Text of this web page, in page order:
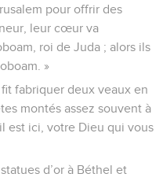
pour offrir des
leur cœur va
roi de Juda ; alors ils
»
fabriquer deux veaux en
montés assez souvent à
est ici, votre Dieu qui vous
d’or à Béthel et